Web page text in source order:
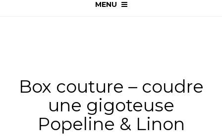
MENU
Box couture – coudre
une gigoteuse
Popeline & Linon